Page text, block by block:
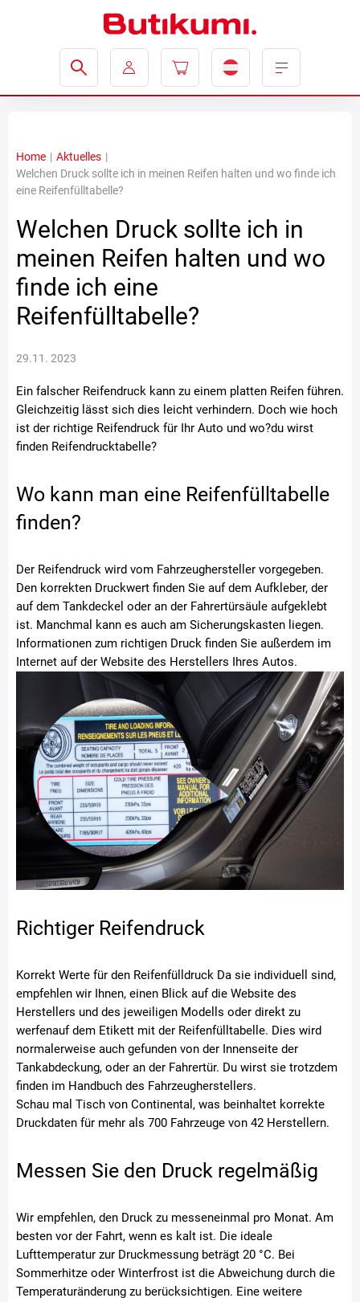
Home | Aktuelles |
Welchen Druck sollte ich in meinen Reifen halten und wo finde ich
eine Reifenfülltabelle?
Welchen Druck sollte ich in
meinen Reifen halten und wo
finde ich eine
Reifenfülltabelle?
29.11. 2023
Ein falscher Reifendruck kann zu einem platten Reifen führen.
Gleichzeitig lässt sich dies leicht verhindern. Doch wie hoch
ist der richtige Reifendruck für Ihr Auto und wo?du wirst
finden Reifendrucktabelle?
Wo kann man eine Reifenfülltabelle
finden?
Der Reifendruck wird vom Fahrzeughersteller vorgegeben.
Den korrekten Druckwert finden Sie auf dem Aufkleber, der
auf dem Tankdeckel oder an der Fahrertürsäule aufgeklebt
ist. Manchmal kann es auch am Sicherungskasten liegen.
Informationen zum richtigen Druck finden Sie außerdem im
Internet auf der Website des Herstellers Ihres Autos.
Richtiger Reifendruck
Korrekt Werte für den Reifenfülldruck Da sie individuell sind,
empfehlen wir Ihnen, einen Blick auf die Website des
Herstellers und des jeweiligen Modells oder direkt zu
werfenauf dem Etikett mit der Reifenfülltabelle. Dies wird
normalerweise auch gefunden von der Innenseite der
Tankabdeckung, oder an der Fahrertür. Du wirst sie trotzdem
finden im Handbuch des Fahrzeugherstellers.
Schau mal Tisch von Continental, was beinhaltet korrekte
Druckdaten für mehr als 700 Fahrzeuge von 42 Herstellern.
Messen Sie den Druck regelmäßig
Wir empfehlen, den Druck zu messeneinmal pro Monat. Am
besten vor der Fahrt, wenn es kalt ist. Die ideale
Lufttemperatur zur Druckmessung beträgt 20 °C. Bei
Sommerhitze oder Winterfrost ist die Abweichung durch die
Temperaturänderung zu berücksichtigen. Eine weitere